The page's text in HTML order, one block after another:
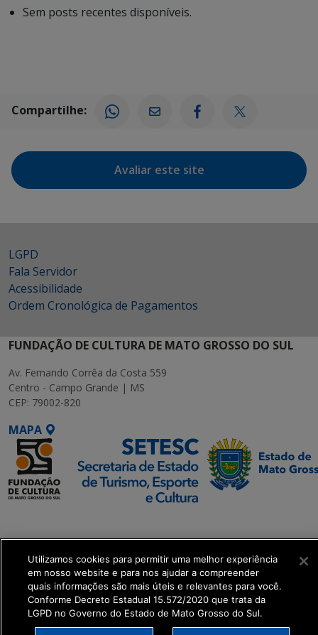
Sem posts recentes disponíveis.
Compartilhe:
Avaliar este site
LGPD
Fala Servidor
Acessibilidade
Ordem Cronológica de Pagamentos
FUNDAÇÃO DE CULTURA DE MATO GROSSO DO SUL
Av. Fernando Corrêa da Costa 559
Centro - Campo Grande | MS
CEP: 79002-820
MAPA
Executiva de
Transformação Digital
get_footer();
Utilizamos cookies para permitir uma melhor experiência
em nosso website e para nos ajudar a compreender
quais informações são mais úteis e relevantes para você.
Conforme Decreto Estadual 15.572/2020 que trata da
LGPD no Governo do Estado de Mato Grosso do Sul.